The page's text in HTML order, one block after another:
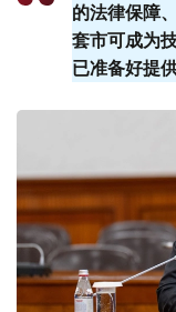
的法律保障
套​​市可成为
已准备好提